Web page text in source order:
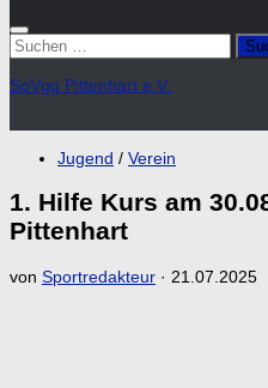
Suchen
nach:
SpVgg Pittenhart e.V.
Jugend / Verein
1. Hilfe Kurs am
Pittenhart
von Sportredakteur · 21.07.2025